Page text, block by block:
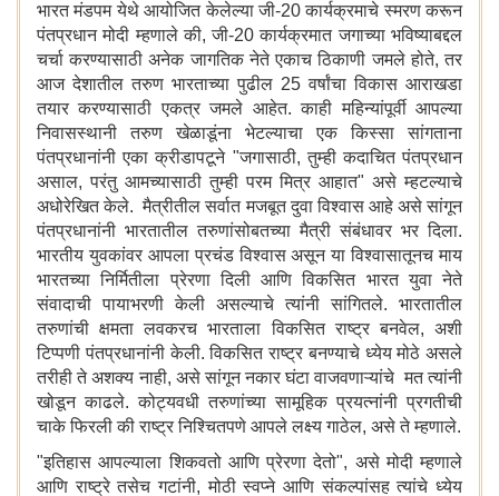
भारत मंडपम येथे आयोजित केलेल्या जी-20 कार्यक्रमाचे स्मरण करून
पंतप्रधान मोदी म्हणाले की, जी-20 कार्यक्रमात जगाच्या भविष्याबद्दल
चर्चा करण्यासाठी अनेक जागतिक नेते एकाच ठिकाणी जमले होते, तर
आज देशातील तरुण भारताच्या पुढील 25 वर्षांचा विकास आराखडा
तयार करण्यासाठी एकत्र जमले आहेत. काही महिन्यांपूर्वी आपल्या
निवासस्थानी तरुण खेळाडूंना भेटल्याचा एक किस्सा सांगताना
पंतप्रधानांनी एका क्रीडापटूने "जगासाठी, तुम्ही कदाचित पंतप्रधान
असाल, परंतु आमच्यासाठी तुम्ही परम मित्र आहात" असे म्हटल्याचे
अधोरेखित केले. मैत्रीतील सर्वात मजबूत दुवा विश्वास आहे असे सांगून
पंतप्रधानांनी भारतातील तरुणांसोबतच्या मैत्री संबंधावर भर दिला.
भारतीय युवकांवर आपला प्रचंड विश्वास असून या विश्वासातूनच माय
भारतच्या निर्मितीला प्रेरणा दिली आणि विकसित भारत युवा नेते
संवादाची पायाभरणी केली असल्याचे त्यांनी सांगितले. भारतातील
तरुणांची क्षमता लवकरच भारताला विकसित राष्ट्र बनवेल, अशी
टिप्पणी पंतप्रधानांनी केली. विकसित राष्ट्र बनण्याचे ध्येय मोठे असले
तरीही ते अशक्य नाही, असे सांगून नकार घंटा वाजवणाऱ्यांचे मत त्यांनी
खोडून काढले. कोट्यवधी तरुणांच्या सामूहिक प्रयत्नांनी प्रगतीची
चाके फिरली की राष्ट्र निश्चितपणे आपले लक्ष्य गाठेल, असे ते म्हणाले.
"इतिहास आपल्याला शिकवतो आणि प्रेरणा देतो", असे मोदी म्हणाले
आणि राष्ट्रे तसेच गटांनी, मोठी स्वप्ने आणि संकल्पांसह त्यांचे ध्येय